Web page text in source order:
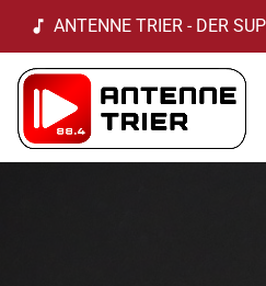
music_note ANTENNE TRIER - DER